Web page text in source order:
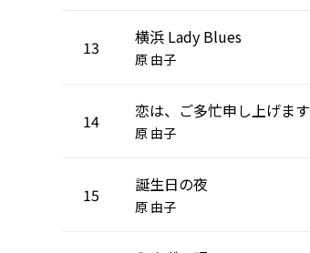
13 横浜 Lady Blues
原 由子
14 恋は、ご多忙申し上げます
原 由子
15 誕生日の夜
原 由子